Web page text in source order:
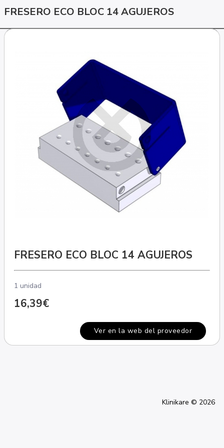
FRESERO ECO BLOC 14 AGUJEROS
FRESERO ECO BLOC 14 AGUJEROS
1 unidad
16,39€
Ver en la web del proveedor
Klinikare © 2026